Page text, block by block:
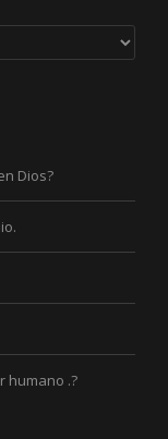
Dios?
humano .?